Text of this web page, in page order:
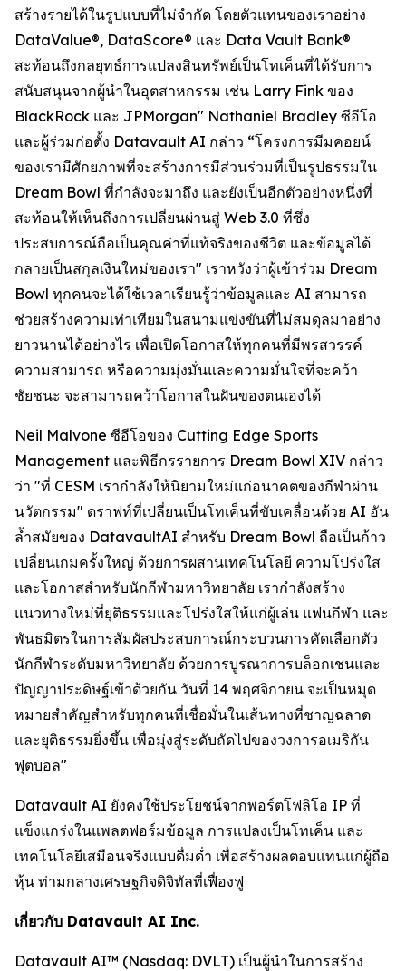
สร้างรายได้ในรูปแบบที่ไม่จำกัด โดยตัวแทนของเราอย่าง
DataValue®, DataScore® และ Data Vault Bank®
สะท้อนถึงกลยุทธ์การแปลงสินทรัพย์เป็นโทเค็นที่ได้รับการ
สนับสนุนจากผู้นำในอุตสาหกรรม เช่น Larry Fink ของ
BlackRock และ JPMorgan" Nathaniel Bradley ซีอีโอ
และผู้ร่วมก่อตั้ง Datavault AI กล่าว “โครงการมีมคอยน์
ของเรามีศักยภาพที่จะสร้างการมีส่วนร่วมที่เป็นรูปธรรมใน
Dream Bowl ที่กำลังจะมาถึง และยังเป็นอีกตัวอย่างหนึ่งที่
สะท้อนให้เห็นถึงการเปลี่ยนผ่านสู่ Web 3.0 ที่ซึ่ง
ประสบการณ์ถือเป็นคุณค่าที่แท้จริงของชีวิต และข้อมูลได้
กลายเป็นสกุลเงินใหม่ของเรา" เราหวังว่าผู้เข้าร่วม Dream
Bowl ทุกคนจะได้ใช้เวลาเรียนรู้ว่าข้อมูลและ AI สามารถ
ช่วยสร้างความเท่าเทียมในสนามแข่งขันที่ไม่สมดุลมาอย่าง
ยาวนานได้อย่างไร เพื่อเปิดโอกาสให้ทุกคนที่มีพรสวรรค์
ความสามารถ หรือความมุ่งมั่นและความมั่นใจที่จะคว้า
ชัยชนะ จะสามารถคว้าโอกาสในฝันของตนเองได้
Neil Malvone ซีอีโอของ Cutting Edge Sports
Management และพิธีกรรายการ Dream Bowl XIV กล่าว
ว่า "ที่ CESM เรากำลังให้นิยามใหม่แก่อนาคตของกีฬาผ่าน
นวัตกรรม" ดราฟท์ที่เปลี่ยนเป็นโทเค็นที่ขับเคลื่อนด้วย AI อัน
ล้ำสมัยของ DatavaultAI สำหรับ Dream Bowl ถือเป็นก้าว
เปลี่ยนเกมครั้งใหญ่ ด้วยการผสานเทคโนโลยี ความโปร่งใส
และโอกาสสำหรับนักกีฬามหาวิทยาลัย เรากำลังสร้าง
แนวทางใหม่ที่ยุติธรรมและโปร่งใสให้แก่ผู้เล่น แฟนกีฬา และ
พันธมิตรในการสัมผัสประสบการณ์กระบวนการคัดเลือกตัว
นักกีฬาระดับมหาวิทยาลัย ด้วยการบูรณาการบล็อกเชนและ
ปัญญาประดิษฐ์เข้าด้วยกัน วันที่ 14 พฤศจิกายน จะเป็นหมุด
หมายสำคัญสำหรับทุกคนที่เชื่อมั่นในเส้นทางที่ชาญฉลาด
และยุติธรรมยิ่งขึ้น เพื่อมุ่งสู่ระดับถัดไปของวงการอเมริกัน
ฟุตบอล"
Datavault AI ยังคงใช้ประโยชน์จากพอร์ตโฟลิโอ IP ที่
แข็งแกร่งในแพลตฟอร์มข้อมูล การแปลงเป็นโทเค็น และ
เทคโนโลยีเสมือนจริงแบบดื่มด่ำ เพื่อสร้างผลตอบแทนแก่ผู้ถือ
หุ้น ท่ามกลางเศรษฐกิจดิจิทัลที่เฟื่องฟู
เกี่ยวกับ Datavault AI Inc.
Datavault AI™ (Nasdaq: DVLT) เป็นผู้นำในการสร้าง